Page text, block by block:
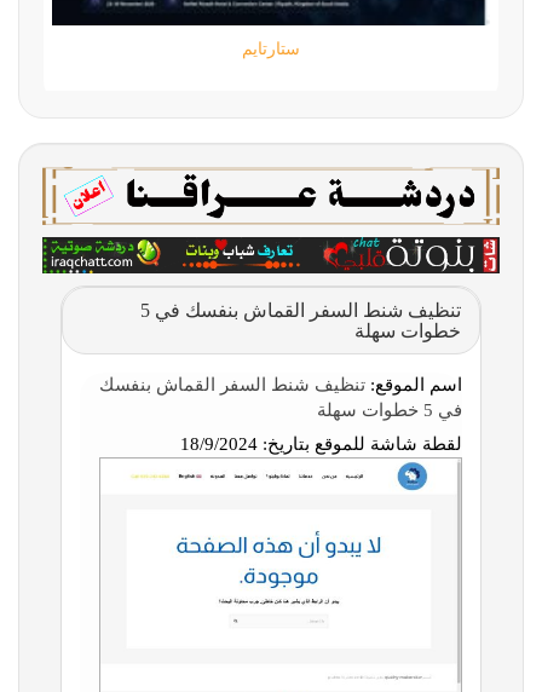
ستارتايم
تنظيف شنط السفر القماش بنفسك في 5
خطوات سهلة
اسم الموقع: تنظيف شنط السفر القماش بنفسك
في 5 خطوات سهلة
لقطة شاشة للموقع بتاريخ: